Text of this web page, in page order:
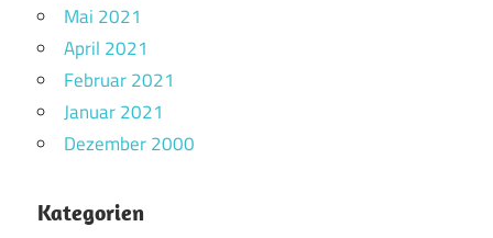
Mai 2021
April 2021
Februar 2021
Januar 2021
Dezember 2000
Kategorien